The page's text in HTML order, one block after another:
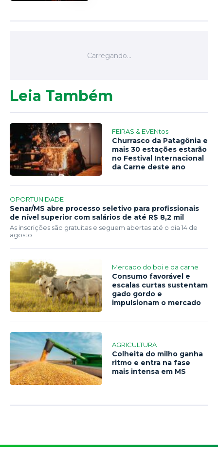
Leia Também
FEIRAS & EVENtos
Churrasco da Patagônia e
mais 30 estações estarão
no Festival Internacional
da Carne deste ano
OPORTUNIDADE
Senar/MS abre processo seletivo para profissionais
de nível superior com salários de até R$ 8,2 mil
As inscrições são gratuitas e seguem abertas até o dia 14 de
agosto
Mercado do boi e da carne
Consumo favorável e
escalas curtas sustentam
gado gordo e
impulsionam o mercado
AGRICULTURA
Colheita do milho ganha
ritmo e entra na fase
mais intensa em MS